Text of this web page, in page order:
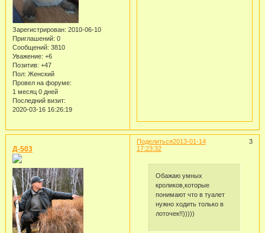
Зарегистрирован: 2010-06-10
Приглашений: 0
Сообщений: 3810
Уважение: +6
Позитив: +47
Пол: Женский
Провел на форуме:
1 месяц 0 дней
Последний визит:
2020-03-16 16:26:19
Поделиться 3
2013-01-14
17:23:32
Д-503
Обажаю умных
кроликов,которые
понимают что в туалет
нужно ходить только в
лоточек!!)))))